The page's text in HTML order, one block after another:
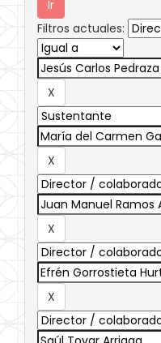
Filtros actuales: